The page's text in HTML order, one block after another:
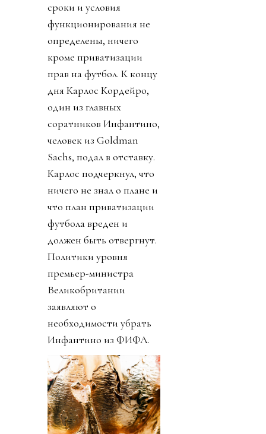
сроки и условия
функционирования не
определены, ничего
кроме приватизации
прав на футбол. К концу
дня Карлос Кордейро,
один из главных
соратников Инфантино,
человек из Goldman
Sachs, подал в отставку.
Карлос подчеркнул, что
ничего не знал о плане и
что план приватизации
футбола вреден и
должен быть отвергнут.
Политики уровня
премьер-министра
Великобритании
заявляют о
необходимости убрать
Инфантино из ФИФА.